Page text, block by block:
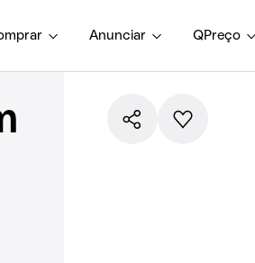
Anunciar QPreço